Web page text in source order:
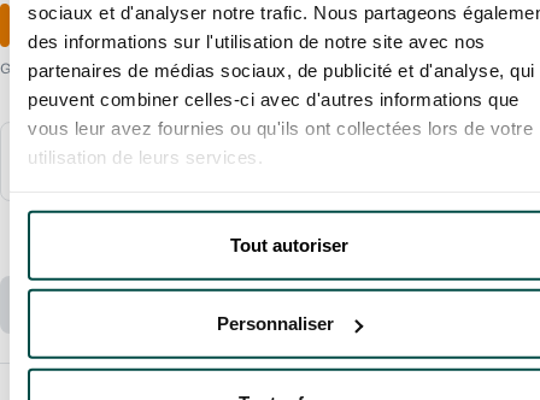
sociaux et d'analyser notre trafic. Nous partageons
des informations sur l'utilisation de notre site avec nos
partenaires de médias sociaux, de publicité et d'analyse, qui
peuvent combiner celles-ci avec d'autres informations que
vous leur avez fournies ou qu'ils ont collectées lors de votre
utilisation de leurs services.
Tout autoriser
Personnaliser
ENTRÉE GÉNÉRALE 149 €
Gratuite pour les moins de 12 ans, à retirer aux entrées de l'hippodrome
PASS ANNUEL - NORMAL